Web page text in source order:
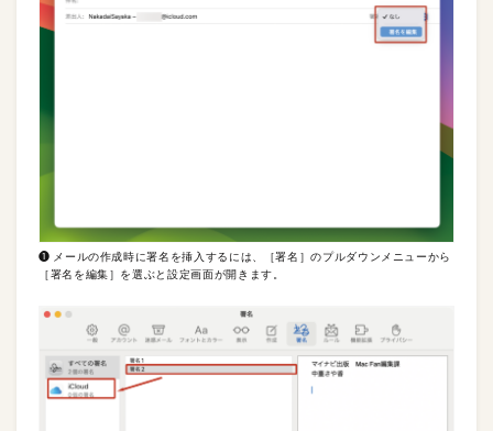
❶ メールの作成時に署名を挿入するには、［署名］のプルダウンメニューから
［署名を編集］を選ぶと設定画面が開きます。